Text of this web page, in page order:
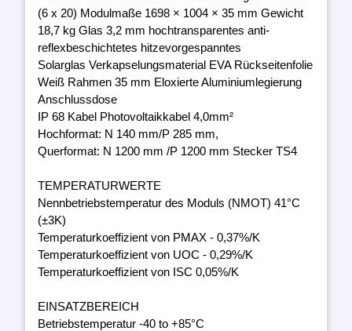
(6 x 20) Modulmaße 1698 × 1004 × 35 mm Gewicht
18,7 kg Glas 3,2 mm hochtransparentes anti-
reflexbeschichtetes hitzevorgespanntes
Solarglas Verkapselungsmaterial EVA Rückseitenfolie
Weiß Rahmen 35 mm Eloxierte Aluminiumlegierung
Anschlussdose
IP 68 Kabel Photovoltaikkabel 4,0mm²
Hochformat: N 140 mm/P 285 mm,
Querformat: N 1200 mm /P 1200 mm Stecker TS4
TEMPERATURWERTE
Nennbetriebstemperatur des Moduls (NMOT) 41°C
(±3K)
Temperaturkoeffizient von PMAX - 0,37%/K
Temperaturkoeffizient von UOC - 0,29%/K
Temperaturkoeffizient von ISC 0,05%/K
EINSATZBEREICH
Betriebstemperatur -40 to +85°C